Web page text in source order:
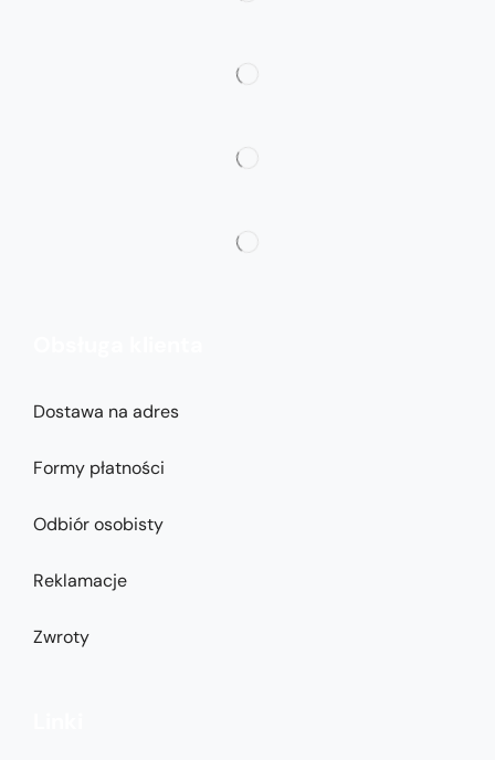
Dostawa na adres
Formy płatności
Odbiór osobisty
Reklamacje
Zwroty